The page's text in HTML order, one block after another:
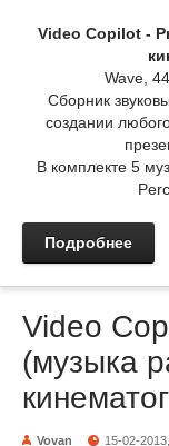
Video Copilot -
Wave,
Сборник
создании
В комплекте 5
Подробнее
Video
(музыка
Vovan 15-02-